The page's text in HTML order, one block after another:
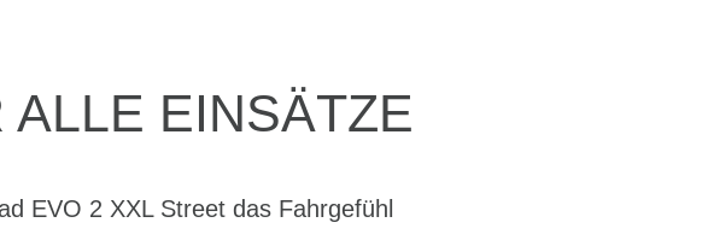
EINSÄTZE
EVO 2 XXL Street das Fahrgefühl